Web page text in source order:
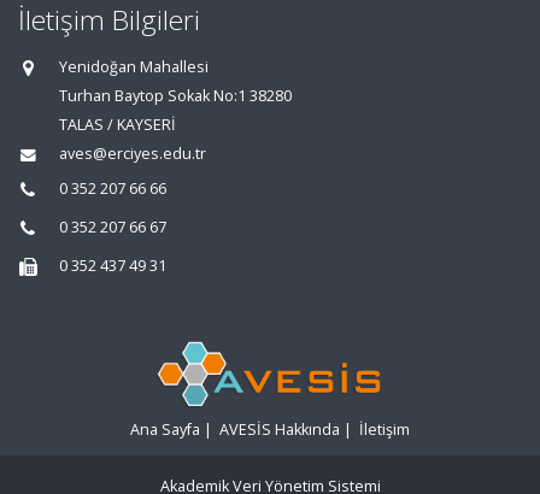
İletişim Bilgileri
Yenidoğan Mahallesi
Turhan Baytop Sokak No:1 38280
TALAS / KAYSERİ
aves@erciyes.edu.tr
0 352 207 66 66
0 352 207 66 67
0 352 437 49 31
Ana Sayfa | AVESİS Hakkında | İletişim
Akademik Veri Yönetim Sistemi